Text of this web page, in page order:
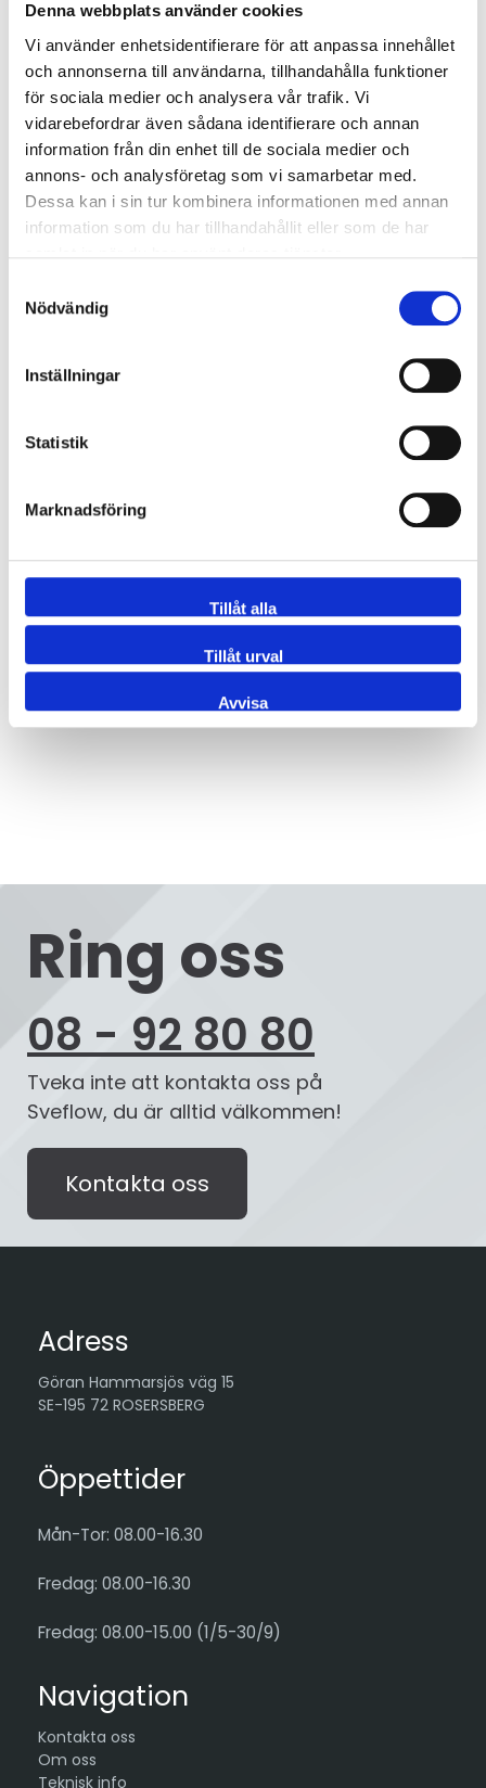
Denna webbplats använder cookies
Vi använder enhetsidentifierare för att anpassa innehållet
och annonserna till användarna, tillhandahålla funktioner
för sociala medier och analysera vår trafik. Vi
vidarebefordrar även sådana identifierare och annan
information från din enhet till de sociala medier och
annons- och analysföretag som vi samarbetar med.
Dessa kan i sin tur kombinera informationen med annan
information som du har tillhandahållit eller som de har
Nödvändig
Inställningar
Statistik
Marknadsföring
Tillåt alla
Tillåt urval
Avvisa
1000-000076SP/4 Vinkelrör 90° kort SMS
1000-000102AQX Vinkelrör 90° kort SMS
Vinkelrör 90° kort SMS
Vinkelrör 90° MM 12x1.0
1009-000018SP Vinkelrör 90° MM 18.0x1.0
Ring oss
08 - 92 80 80
Tveka inte att kontakta oss på
Sveflow, du är alltid välkommen!
Kontakta oss
Adress
Göran Hammarsjös väg 15
SE-195 72 ROSERSBERG
Öppettider
Mån-Tor: 08.00-16.30
Fredag: 08.00-16.30
Fredag: 08.00-15.00 (1/5-30/9)
Navigation
Kontakta oss
Om oss
Teknisk info